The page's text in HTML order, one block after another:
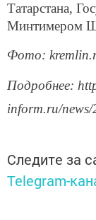
Татарстана,
Минтимером
Фото:
Подробнее:
inform.ru/
Следите за
Telegram-